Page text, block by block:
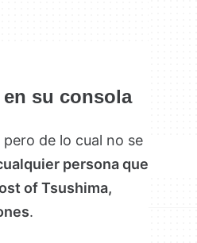
su consola
de lo cual no se
persona que
of Tsushima,
.